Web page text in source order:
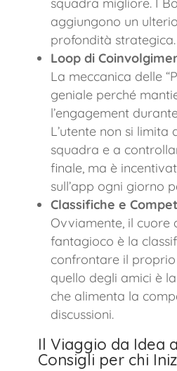
squadra migliore. I
aggiungono un
profondità strategica.
Loop di
La meccanica delle
geniale perché
l’engagement
L’utente non si limita
squadra e a
finale, ma è
sull’app ogni giorno
Classifiche e
Ovviamente, il cuore
fantagioco è la
confrontare il
quello degli amici è
che alimenta la
discussioni.
Il Viaggio da Idea
Consigli per chi